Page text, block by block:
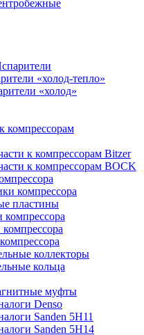
«холод-тепло»
«холод»
компрессорам
к компрессорам Bitzer
к компрессорам BOCK
компрессора
пластины
компрессора
коллекторы
кольца
муфты
Denso
Sanden 5H11
Sanden 5H14